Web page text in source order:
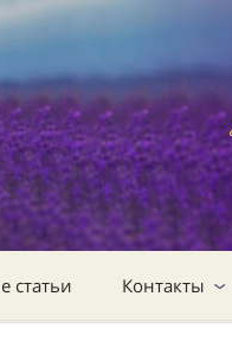
статьи Контакты